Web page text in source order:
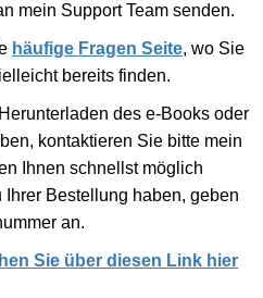
mein Support Team senden.
häufige Fragen Seite, wo Sie
bereits finden.
des e-Books oder
kontaktieren Sie bitte mein
Ihnen schnellst möglich
Bestellung haben, geben
an.
Sie über diesen Link hier